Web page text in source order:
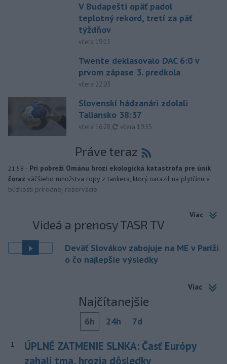
V Budapešti opäť padol
teplotný rekord, tretí za päť
týždňov
včera 19:15
Twente deklasovalo DAC 6:0 v
prvom zápase 3. predkola
včera 22:03
Slovenskí hádzanári zdolali
Taliansko 38:37
včera 16:28, aktualizované
včera 19:55
Práve teraz
21:58 - Pri pobreží Ománu hrozí ekologická katastrofa pre únik
čoraz väčšieho množstva ropy z tankera, ktorý narazil na plytčinu v
blízkosti prírodnej rezervácie.
Viac
Videá a prenosy TASR TV
Deväť Slovákov zabojuje na ME v Paríži
o čo najlepšie výsledky
Viac
Najčítanejšie
6h 24h 7d
1
ÚPLNÉ ZATMENIE SLNKA: Časť Európy
zahalí tma, hrozia dôsledky